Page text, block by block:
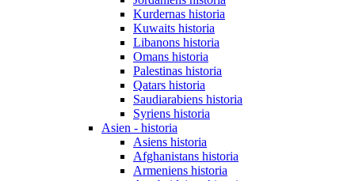
Kurdernas historia
Kuwaits historia
Libanons historia
Omans historia
Palestinas historia
Qatars historia
Saudiarabiens historia
Syriens historia
Asien - historia
Asiens historia
Afghanistans historia
Armeniens historia